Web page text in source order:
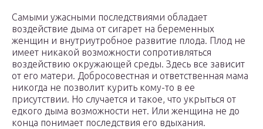
Самыми ужасными последствиями обладает
воздействие дыма от сигарет на беременных
женщин и внутриутробное развитие плода. Плод не
имеет никакой возможности сопротивляться
воздействию окружающей среды. Здесь все зависит
от его матери. Добросовестная и ответственная мама
никогда не позволит курить кому-то в ее
присутствии. Но случается и такое, что укрыться от
едкого дыма возможности нет. Или женщина не до
конца понимает последствия его вдыхания.